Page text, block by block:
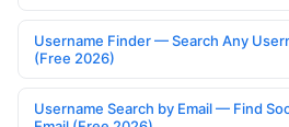
Username Finder — Search Any
(Free 2026)
Username Search by Email — Find